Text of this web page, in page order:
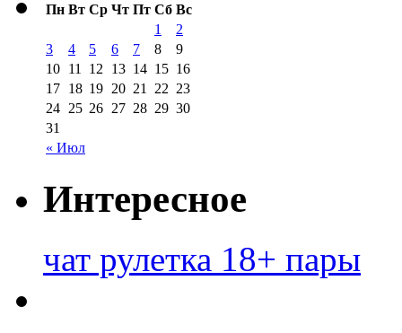
Пн Вт Ср Чт Пт Сб Вс
« Июл
1
2
3
4 5 6 7 8
9
10 11 12 13 14 15 16
17 18 19 20 21 22 23
24 25 26 27 28 29 30
31
Интересное
чат рулетка 18+ пары